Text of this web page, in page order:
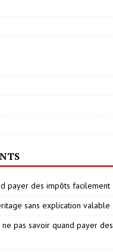
payer des impôts facilement
sans explication valable
pas savoir quand payer des